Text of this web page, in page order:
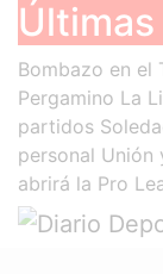
Skip
content
Bombazo en el
Pergamino La
partidos
personal Unión
abrirá la Pro